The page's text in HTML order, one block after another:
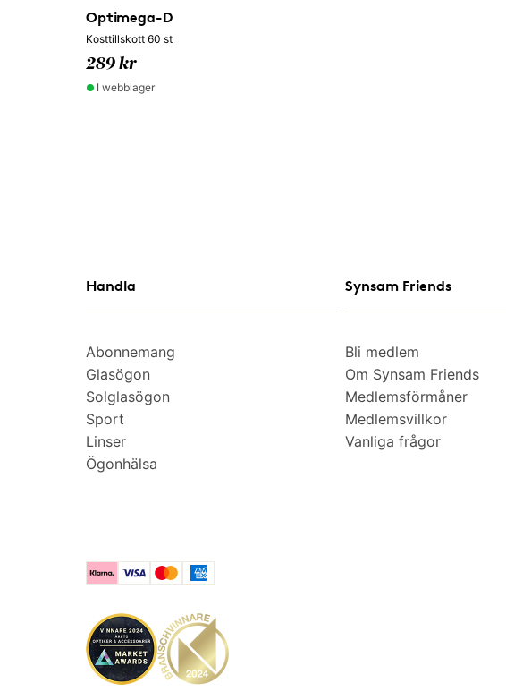
Optimega-D
Kosttillskott 60 st
289 kr
I webblager
Handla
Abonnemang
Glasögon
Solglasögon
Sport
Linser
Ögonhälsa
Synsam Friends
Bli medlem
Om Synsam Friends
Medlemsförmåner
Medlemsvillkor
Vanliga frågor
KlarnaVisa MastercardAmerican Express